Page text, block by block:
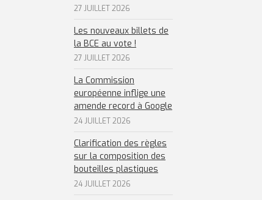
27 JUILLET 2026
Les nouveaux billets de
la BCE au vote !
27 JUILLET 2026
La Commission
européenne inflige une
amende record à Google
24 JUILLET 2026
Clarification des règles
sur la composition des
bouteilles plastiques
24 JUILLET 2026